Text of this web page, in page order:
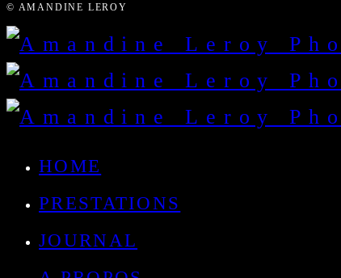
© AMANDINE LEROY
HOME
PRESTATIONS
JOURNAL